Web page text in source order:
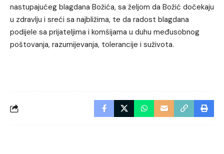
nastupajućeg blagdana Božića, sa željom da Božić dočekaju
u zdravlju i sreći sa najbližima, te da radost blagdana
podijele sa prijateljima i komšijama u duhu međusobnog
poštovanja, razumijevanja, tolerancije i suživota.